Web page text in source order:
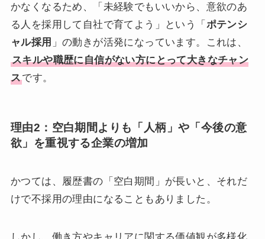
かなくなるため、「未経験でもいいから、意欲のあ
る人を採用して自社で育てよう」という「 ポテンシ
ャル採用 」の動きが活発になっています。これは、
スキルや職歴に自信がない方にとって大きなチャン
スです。
理由2：空白期間よりも「人柄」や「今後の意
欲」を重視する企業の増加
かつては、履歴書の「空白期間」が長いと、それだ
けで不採用の理由になることもありました。